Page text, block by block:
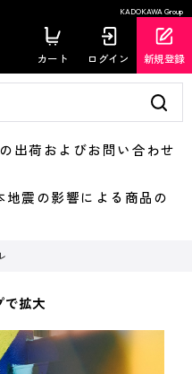
KADOKAWA Group
カート ログイン 新規登録
荷およびお問い合わせ
震の影響による商品の
で拡大